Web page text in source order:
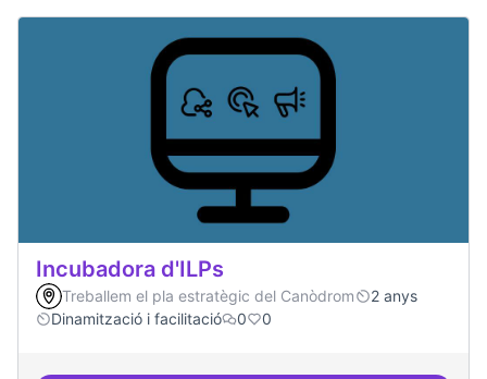
Incubadora d'ILPs
Treballem el pla estratègic del Canòdrom
2 anys
Dinamització i facilitació
0 0